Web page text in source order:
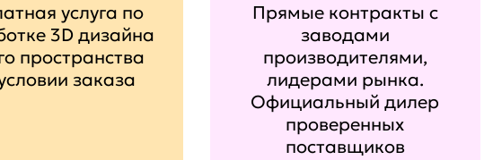
услуга по
3D дизайна
пространства
заказа
Прямые контракты с
заводами
производителями,
лидерами рынка.
Официальный дилер
проверенных
поставщиков